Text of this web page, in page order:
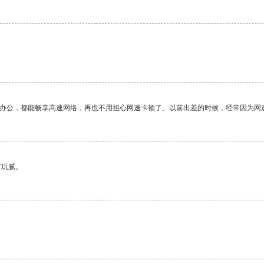
，都能畅享高速网络，再也不用担心网速卡顿了。以前出差的时候，经常因为
腻。